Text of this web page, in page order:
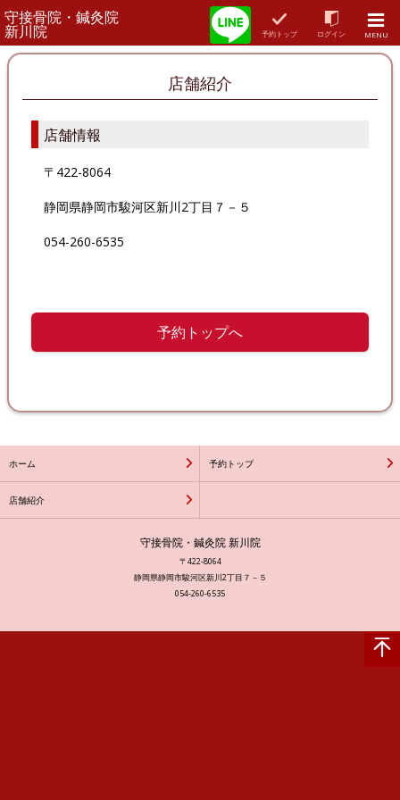
守接骨院・鍼灸院
新川院 予約トップ ログイン MENU
店舗紹介
店舗情報
〒422-8064
静岡県静岡市駿河区新川2丁目７－５
054-260-6535
予約トップへ
ホーム 予約トップ
店舗紹介
守接骨院・鍼灸院 新川院
〒422-8064
静岡県静岡市駿河区新川2丁目７－５
054-260-6535